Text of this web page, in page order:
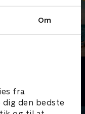
Om
fra
den bedste